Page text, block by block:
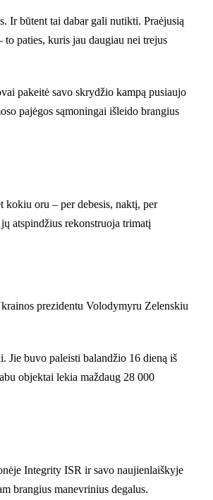
Ir būtent tai dabar gali nutikti. Praėjusią
paties, kuris jau daugiau nei trejus
pakeitė savo skrydžio kampą pusiaujo
pajėgos sąmoningai išleido brangius
kokiu oru – per debesis, naktį, per
atspindžius rekonstruoja trimatį
prezidentu Volodymyru Zelenskiu
Jie buvo paleisti balandžio 16 dieną iš
objektai lekia maždaug 28 000
Integrity ISR ir savo naujienlaiškyje
brangius manevrinius degalus.